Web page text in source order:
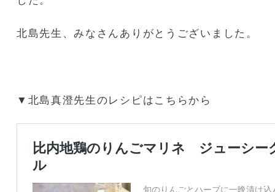
北島先生、みなさんありがとうございました。
▼北島真澄先生のレシピはこちらから